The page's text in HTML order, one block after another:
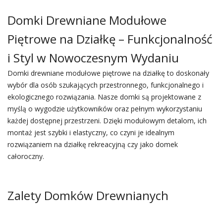
Domki Drewniane Modułowe
Piętrowe na Działkę – Funkcjonalność
i Styl w Nowoczesnym Wydaniu
Domki drewniane modułowe piętrowe na działkę to doskonały
wybór dla osób szukających przestronnego, funkcjonalnego i
ekologicznego rozwiązania. Nasze domki są projektowane z
myślą o wygodzie użytkowników oraz pełnym wykorzystaniu
każdej dostępnej przestrzeni. Dzięki modułowym detalom, ich
montaż jest szybki i elastyczny, co czyni je idealnym
rozwiązaniem na działkę rekreacyjną czy jako domek
całoroczny.
Zalety Domków Drewnianych